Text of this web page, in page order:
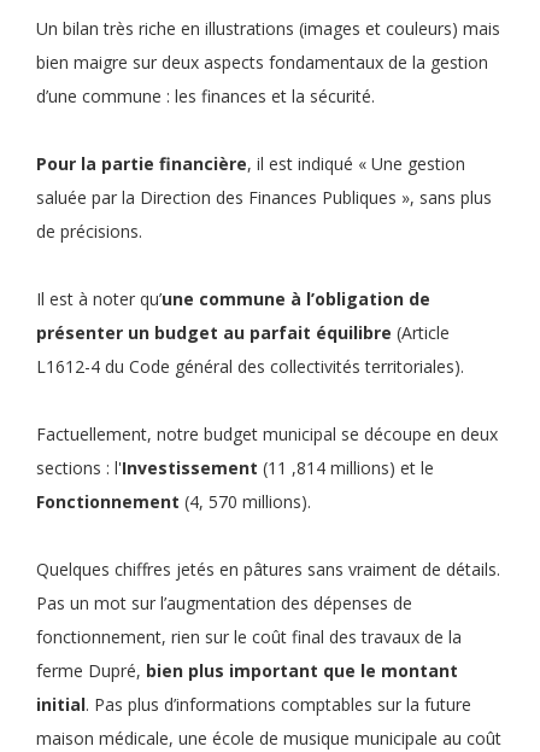
Un bilan très riche en illustrations (images et couleurs) mais
bien maigre sur deux aspects fondamentaux de la gestion
d’une commune : les finances et la sécurité.
Pour la partie financière, il est indiqué « Une gestion
saluée par la Direction des Finances Publiques », sans plus
de précisions.
Il est à noter qu’une commune à l’obligation de
présenter un budget au parfait équilibre (Article
L1612-4 du Code général des collectivités territoriales).
Factuellement, notre budget municipal se découpe en deux
sections : l'Investissement (11 ,814 millions) et le
Fonctionnement (4, 570 millions).
Quelques chiffres jetés en pâtures sans vraiment de détails.
Pas un mot sur l’augmentation des dépenses de
fonctionnement, rien sur le coût final des travaux de la
ferme Dupré, bien plus important que le montant
initial. Pas plus d’informations comptables sur la future
maison médicale, une école de musique municipale au coût